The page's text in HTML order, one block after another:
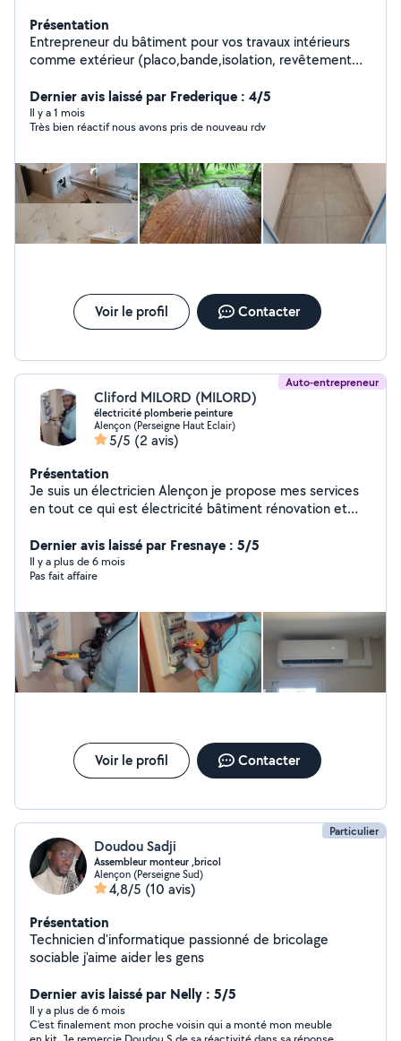
Présentation
Entrepreneur du bâtiment pour vos travaux intérieurs
comme extérieur (placo,bande,isolation, revêtement
de cuisine, maçonnerie, faïence, carrelage...) une
formation en électricité et titulaire d'un CAP en
couverture.
Dernier avis laissé par Frederique : 4/5
Il y a 1 mois
Très bien réactif nous avons pris de nouveau rdv
Voir le profil Contacter
Auto-entrepreneur
Cliford MILORD (MILORD)
électricité plomberie peinture
Alençon (Perseigne Haut Eclair)
5/5 (2 avis)
Présentation
Je suis un électricien Alençon je propose mes services
en tout ce qui est électricité bâtiment rénovation et
chauffagiste tout ce qui est plomberie à chauffage je
suis à votre disponibilité 24 heures sur 24 les dépannage
en prioritaire.
Dernier avis laissé par Fresnaye : 5/5
Il y a plus de 6 mois
Pas fait affaire
Voir le profil Contacter
Particulier
Doudou Sadji
Assembleur monteur ,bricol
Alençon (Perseigne Sud)
4,8/5 (10 avis)
Présentation
Technicien d'informatique passionné de bricolage
sociable j'aime aider les gens
Dernier avis laissé par Nelly : 5/5
Il y a plus de 6 mois
C'est finalement mon proche voisin qui a monté mon meuble